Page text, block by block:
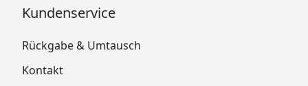
Kundenservice
Rückgabe & Umtausch
Kontakt